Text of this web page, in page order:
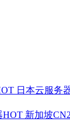
日本云服务
HOT 新加坡